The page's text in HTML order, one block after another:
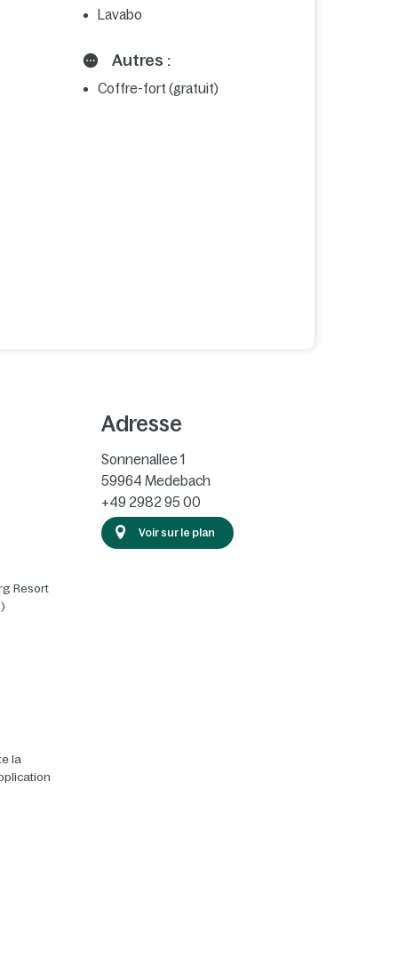
Lavabo
Autres :
Coffre-fort (gratuit)
Resort
la
Adresse
Sonnenallee 1
59964 Medebach
+49 2982 95 00
Voir sur le plan